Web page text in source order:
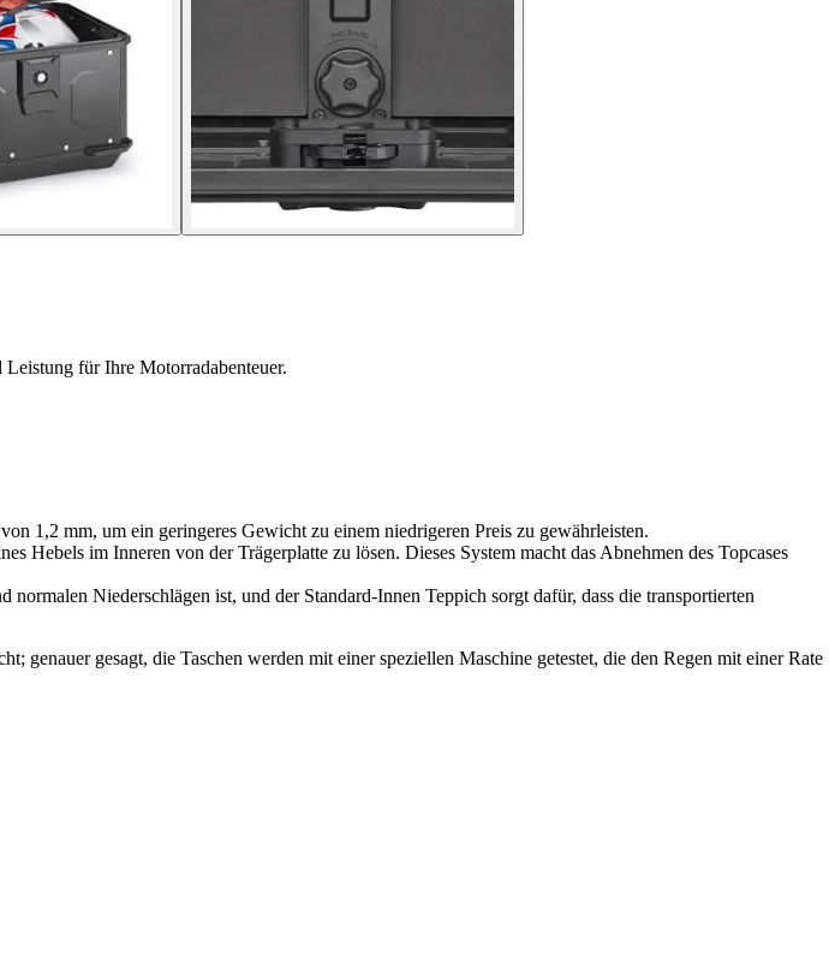
für Ihre Motorradabenteuer.
1,2 mm, um ein geringeres Gewicht zu einem niedrigeren Preis zu gewährleisten.
Hebels im Inneren von der Trägerplatte zu lösen. Dieses System macht das Abnehmen des Topcases
Niederschlägen ist, und der Standard-Innen Teppich sorgt dafür, dass die transportierten
genauer gesagt, die Taschen werden mit einer speziellen Maschine getestet, die den Regen mit einer Rate